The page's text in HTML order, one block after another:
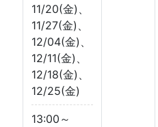
11/20(金)、
11/27(金)、
12/04(金)、
12/11(金)、
12/18(金)、
12/25(金)
13:00～